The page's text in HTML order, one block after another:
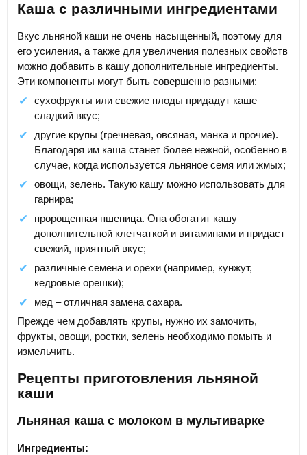
Каша с различными ингредиентами
Вкус льняной каши не очень насыщенный, поэтому для
его усиления, а также для увеличения полезных свойств
можно добавить в кашу дополнительные ингредиенты.
Эти компоненты могут быть совершенно разными:
сухофрукты или свежие плоды придадут каше
сладкий вкус;
другие крупы (гречневая, овсяная, манка и прочие).
Благодаря им каша станет более нежной, особенно в
случае, когда используется льняное семя или жмых;
овощи, зелень. Такую кашу можно использовать для
гарнира;
пророщенная пшеница. Она обогатит кашу
дополнительной клетчаткой и витаминами и придаст
свежий, приятный вкус;
различные семена и орехи (например, кунжут,
кедровые орешки);
мед – отличная замена сахара.
Прежде чем добавлять крупы, нужно их замочить,
фрукты, овощи, ростки, зелень необходимо помыть и
измельчить.
Рецепты приготовления льняной
каши
Льняная каша с молоком в мультиварке
Ингредиенты: